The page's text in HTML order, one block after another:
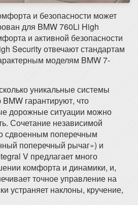
и безопасности может
для BMW 760Li High
и активной безопасности
Security отвечают стандартам
моделям BMW 7-
уникальные системы
гарантируют, что
дорожные ситуации можно
Сочетание независимой
сдвоенным поперечным
поперечный рычаг») и
V предлагает много
комфорта и динамики, и,
точное управление на
устраняет наклоны, кручение,